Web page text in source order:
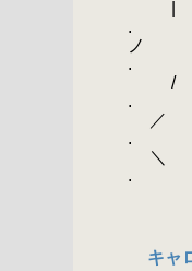
.
/
／
＼
キャ